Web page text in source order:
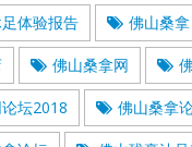
体验报告 佛山桑拿
佛山桑拿网
坛2018 佛山桑拿